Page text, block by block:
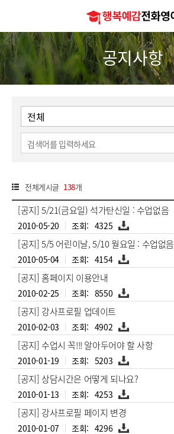
행
복
예
감
전
화
영
어
공지사항
검
색
전체게시글 138개
번
호,
제
목,
첨
부,
작
성
일,
조
회
수
정
공
표
[공지] 5/21(금요일) 석가탄신일 : 수업없음
2010-05-20 4325 첨
부
파
일
[공지] 5/5 어린이날, 5/10 월요일 : 수업없음
2010-05-04 4154 첨
부
[공지] 홈페이지 이용안내
2010-02-25 8550 첨
부
[공지] 강사프로필 업데이트
2010-02-03 4902 첨
부
파
일
[공지] 수업시 꼭!!! 알아두어야 할 사항
2010-01-19 5203 첨
부
파
일
[공지] 상담시간은 어떻게 되나요?
2010-01-13 4253 첨
부
파
일
[공지] 강사프로필 페이지 변경
2010-01-07 4296 첨